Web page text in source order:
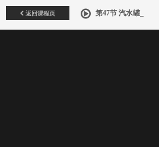
返回课程页 第47节 汽水罐_